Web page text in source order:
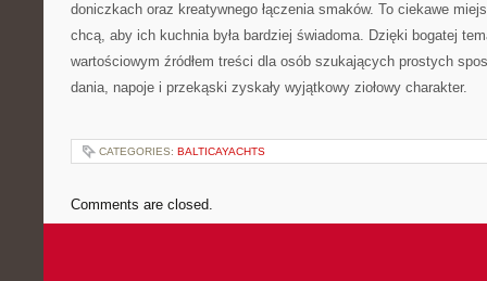
doniczkach oraz kreatywnego łączenia smaków. To ciekawe
chcą, aby ich kuchnia była bardziej świadoma. Dzięki bogatej
wartościowym źródłem treści dla osób szukających prostych
dania, napoje i przekąski zyskały wyjątkowy ziołowy charakter.
CATEGORIES: BALTICAYACHTS
Comments are closed.